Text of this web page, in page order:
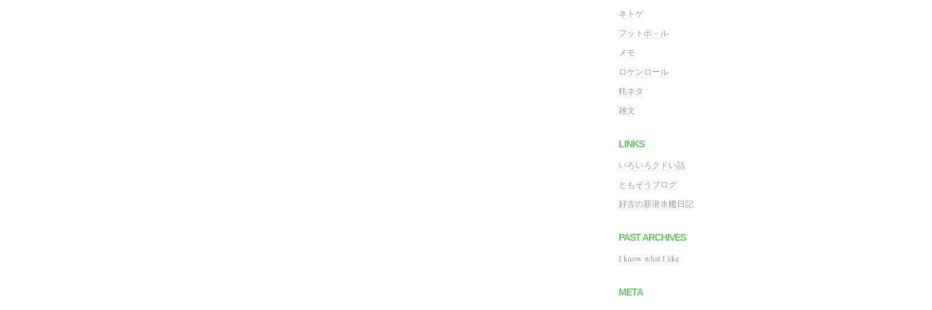
ネトゲ
フットボ－ル
メモ
ロケンロール
粍ネタ
雑文
LINKS
いろいろクドい話
ともぞうブログ
好古の新潜水艦日記
PAST ARCHIVES
I know what I like
META